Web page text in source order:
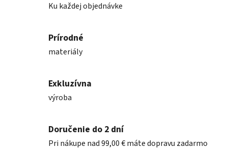
Ku každej objednávke
Prírodné
materiály
Exkluzívna
výroba
Doručenie do 2 dní
Pri nákupe nad 99,00 € máte dopravu zadarmo